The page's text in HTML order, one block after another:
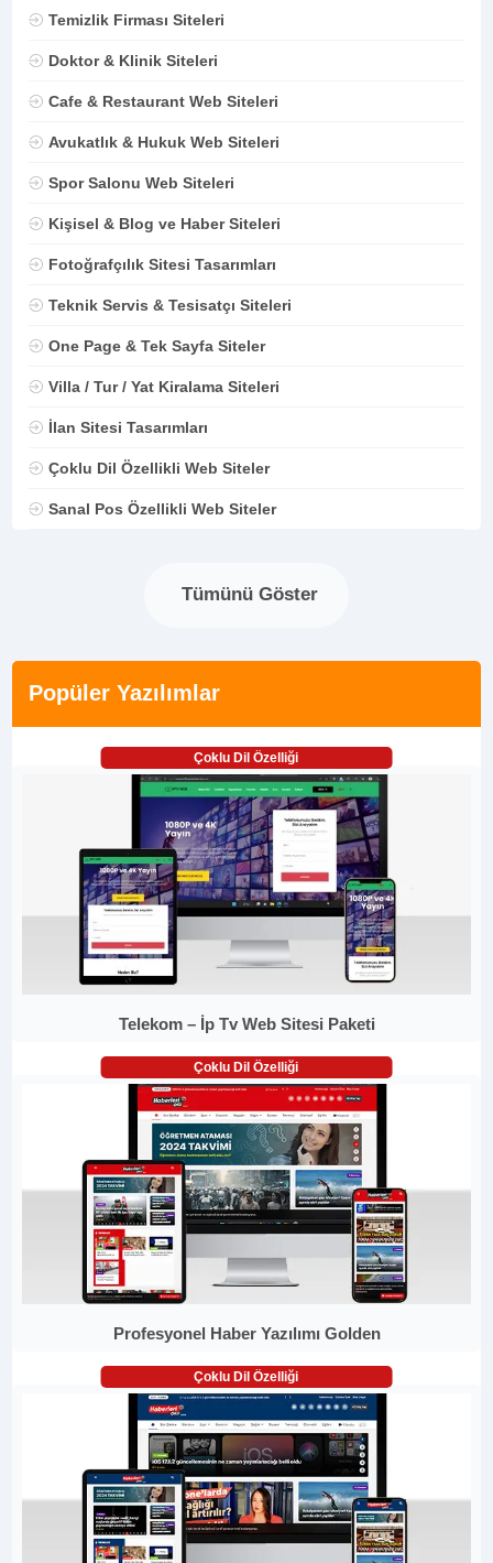
Temizlik Firması Siteleri
Doktor & Klinik Siteleri
Cafe & Restaurant Web Siteleri
Avukatlık & Hukuk Web Siteleri
Spor Salonu Web Siteleri
Kişisel & Blog ve Haber Siteleri
Fotoğrafçılık Sitesi Tasarımları
Teknik Servis & Tesisatçı Siteleri
One Page & Tek Sayfa Siteler
Villa / Tur / Yat Kiralama Siteleri
İlan Sitesi Tasarımları
Çoklu Dil Özellikli Web Siteler
Sanal Pos Özellikli Web Siteler
Tümünü Göster
Popüler Yazılımlar
Çoklu Dil Özelliği
Telekom – İp Tv Web Sitesi Paketi
Çoklu Dil Özelliği
Profesyonel Haber Yazılımı Golden
Çoklu Dil Özelliği